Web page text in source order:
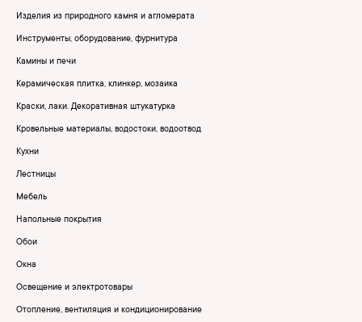
Изделия из природного камня и агломерата
Инструменты, оборудование, фурнитура
Камины и печи
Керамическая плитка, клинкер, мозаика
Краски, лаки. Декоративная штукатурка
Кровельные материалы, водостоки, водоотвод
Кухни
Лестницы
Мебель
Напольные покрытия
Обои
Окна
Освещение и электротовары
Отопление, вентиляция и кондиционирование